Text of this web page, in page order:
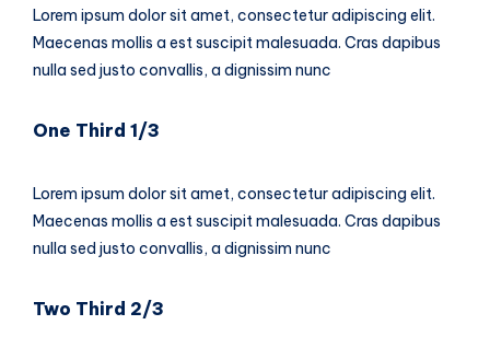
Lorem ipsum dolor sit amet, consectetur adipiscing elit.
Maecenas mollis a est suscipit malesuada. Cras dapibus
nulla sed justo convallis, a dignissim nunc
One Third 1/3
Lorem ipsum dolor sit amet, consectetur adipiscing elit.
Maecenas mollis a est suscipit malesuada. Cras dapibus
nulla sed justo convallis, a dignissim nunc
Two Third 2/3